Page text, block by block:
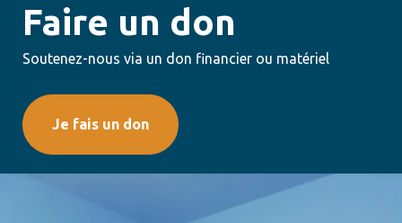
Faire un don
Soutenez-nous via un don financier ou matériel
Je fais un don